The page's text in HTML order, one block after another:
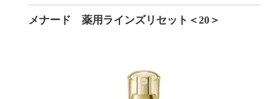
メナード 薬用ラインズリセット＜20＞